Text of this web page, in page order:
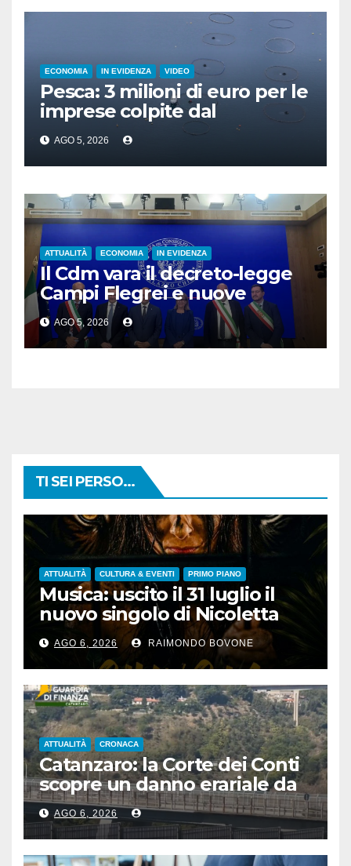
ECONOMIA IN EVIDENZA VIDEO
Pesca: 3 milioni di euro per le
imprese colpite dal
maltempo
AGO 5, 2026
ATTUALITÀ ECONOMIA IN EVIDENZA
Il Cdm vara il decreto-legge
Campi Flegrei e nuove
misure per il Sisma 2016
AGO 5, 2026
TI SEI PERSO...
ATTUALITÀ CULTURA & EVENTI PRIMO PIANO
Musica: uscito il 31 luglio il
nuovo singolo di Nicoletta
Pedrini, ‘Giungla’
AGO 6, 2026 RAIMONDO BOVONE
ATTUALITÀ CRONACA
Catanzaro: la Corte dei Conti
scopre un danno erariale da
600.000 euro sui depuratori
AGO 6, 2026